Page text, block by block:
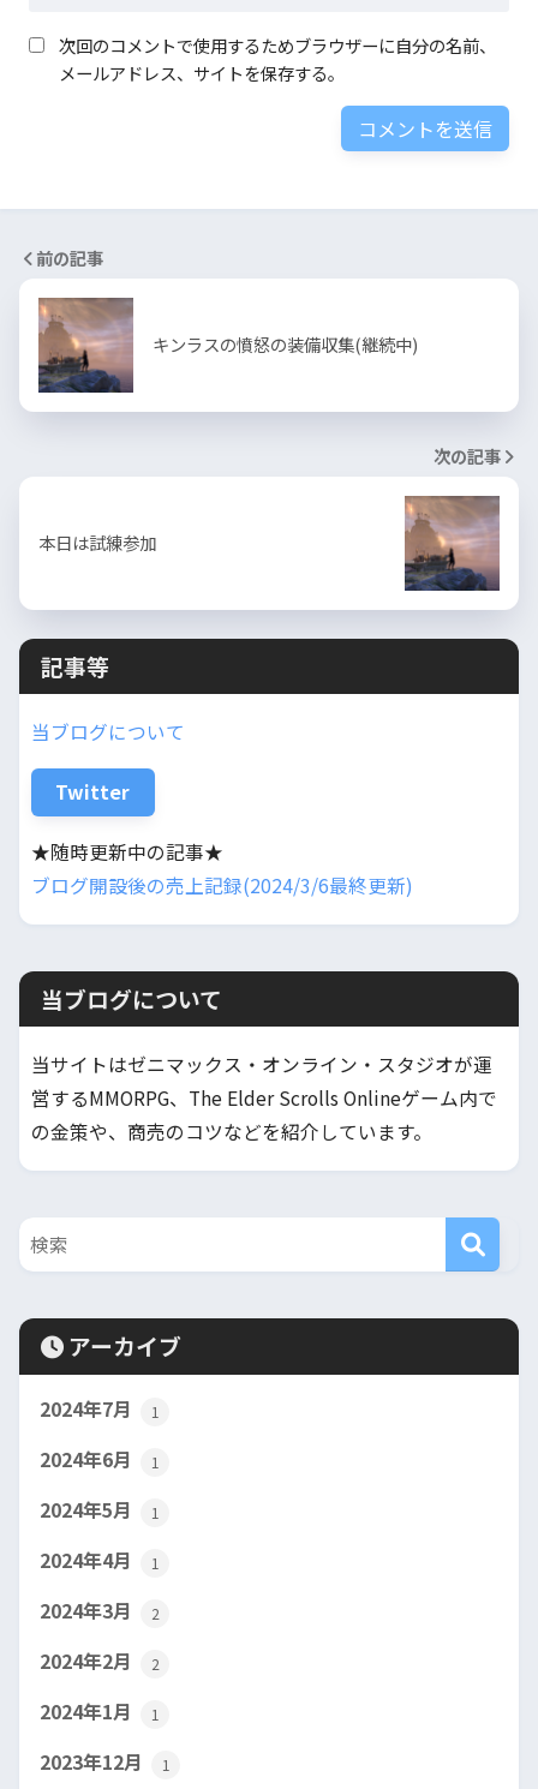
次回のコメントで使用するためブラウザーに自分の名前、
メールアドレス、サイトを保存する。
前の記事
キンラスの憤怒の装備収集(継続中)
次の記事
本日は試練参加
記事等
当ブログについて
Twitter
★随時更新中の記事★
ブログ開設後の売上記録(2024/3/6最終更新)
当ブログについて
当サイトはゼニマックス・オンライン・スタジオが運
営するMMORPG、The Elder Scrolls Onlineゲーム内で
の金策や、商売のコツなどを紹介しています。
アーカイブ
2024年7月 1
2024年6月 1
2024年5月 1
2024年4月 1
2024年3月 2
2024年2月 2
2024年1月 1
2023年12月 1